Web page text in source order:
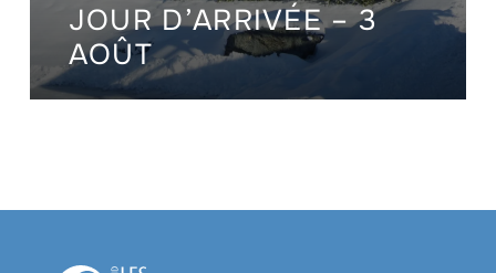
JOUR D’ARRIVÉE – 3
AOÛT